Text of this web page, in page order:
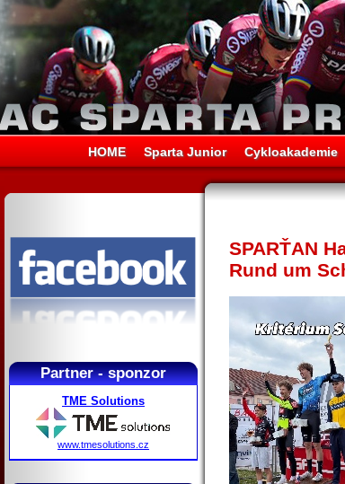
HOME Sparta Junior Cykloakademie
Partner - sponzor
TME Solutions
www.tmesolutions.cz
SPARŤAN
Rund um